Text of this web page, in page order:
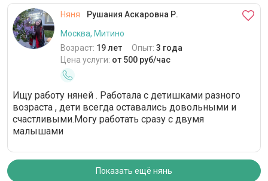
Няня
Рушания Аскаровна Р.
Москва, Митино
Возраст: 19 лет Опыт: 3 года
Цена услуги: от 500 руб/час
Ищу работу няней . Работала с детишками разного
возраста , дети всегда оставались довольными и
счастливыми.Могу работать сразу с двумя
малышами
Показать ещё нянь